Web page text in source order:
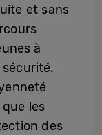
et sans
à
les
des